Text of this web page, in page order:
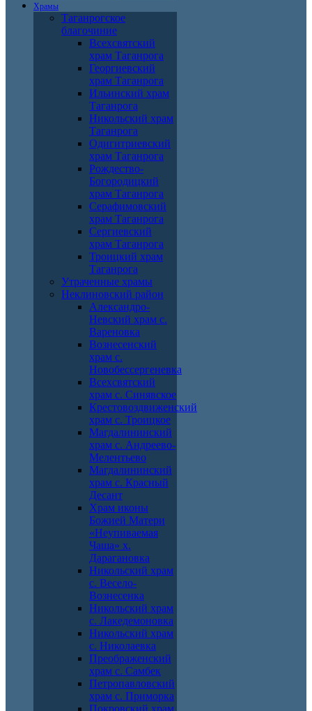
Храмы
Таганрогское
благочиние
Всехсвятский
храм Таганрога
Георгиевский
храм Таганрога
Ильинский храм
Таганрога
Никольский храм
Таганрога
Одигитриевский
храм Таганрога
Рождество-
Богородицкий
храм Таганрога
Серафимовский
храм Таганрога
Сергиевский
храм Таганрога
Троицкий храм
Таганрога
Утраченные храмы
Неклиновский район
Александро-
Невский храм с.
Вареновка
Вознесенский
храм с.
Новобессергеневка
Всехсвятский
храм с. Синявское
Крестовоздвиженский
храм с. Троицкое
Магдалининский
храм с. Андреево-
Мелентьево
Магдалининский
храм с. Красный
Десант
Храм иконы
Божией Матери
«Неупиваемая
Чаша» х.
Дарагановка
Никольский храм
с. Весело-
Вознесенка
Никольский храм
с. Лакедемоновка
Никольский храм
с. Николаевка
Преображенский
храм с. Самбек
Петропавловский
храм с. Приморка
Покровский храм